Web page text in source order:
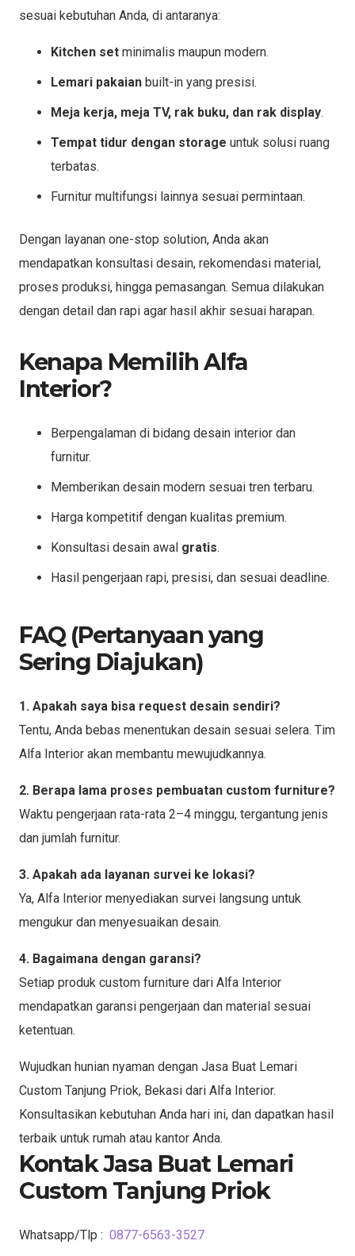
sesuai kebutuhan Anda, di antaranya:
Kitchen set minimalis maupun modern.
Lemari pakaian built-in yang presisi.
Meja kerja, meja TV, rak buku, dan rak display.
Tempat tidur dengan storage untuk solusi ruang
terbatas.
Furnitur multifungsi lainnya sesuai permintaan.
Dengan layanan one-stop solution, Anda akan
mendapatkan konsultasi desain, rekomendasi material,
proses produksi, hingga pemasangan. Semua dilakukan
dengan detail dan rapi agar hasil akhir sesuai harapan.
Kenapa Memilih Alfa
Interior?
Berpengalaman di bidang desain interior dan
furnitur.
Memberikan desain modern sesuai tren terbaru.
Harga kompetitif dengan kualitas premium.
Konsultasi desain awal gratis.
Hasil pengerjaan rapi, presisi, dan sesuai deadline.
FAQ (Pertanyaan yang
Sering Diajukan)
1. Apakah saya bisa request desain sendiri?
Tentu, Anda bebas menentukan desain sesuai selera. Tim
Alfa Interior akan membantu mewujudkannya.
2. Berapa lama proses pembuatan custom furniture?
Waktu pengerjaan rata-rata 2–4 minggu, tergantung jenis
dan jumlah furnitur.
3. Apakah ada layanan survei ke lokasi?
Ya, Alfa Interior menyediakan survei langsung untuk
mengukur dan menyesuaikan desain.
4. Bagaimana dengan garansi?
Setiap produk custom furniture dari Alfa Interior
mendapatkan garansi pengerjaan dan material sesuai
ketentuan.
Wujudkan hunian nyaman dengan Jasa Buat Lemari
Custom Tanjung Priok, Bekasi dari Alfa Interior.
Konsultasikan kebutuhan Anda hari ini, dan dapatkan hasil
terbaik untuk rumah atau kantor Anda.
Kontak Jasa Buat Lemari
Custom Tanjung Priok
Whatsapp/Tlp : 0877-6563-3527